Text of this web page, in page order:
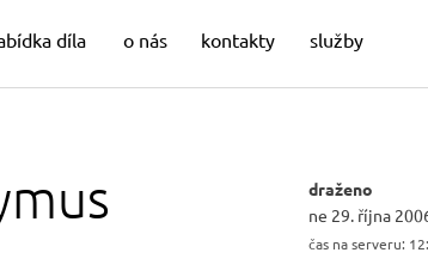
díla o nás kontakty služby
draženo
ne 29. října
čas na serveru: